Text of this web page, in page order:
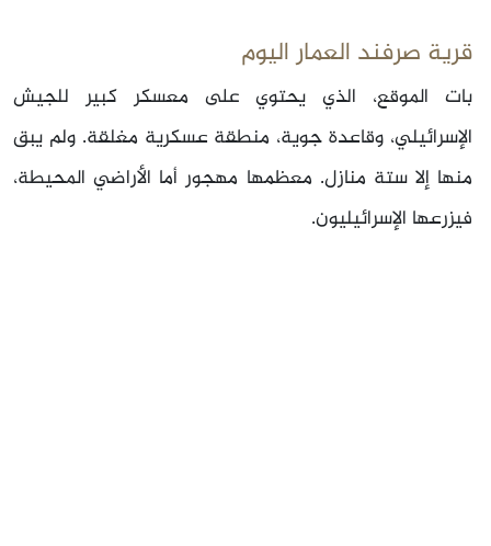
قرية صرفند العمار اليوم
بات الموقع، الذي يحتوي على معسكر كبير للجيش
الإسرائيلي، وقاعدة جوية، منطقة عسكرية مغلقة. ولم يبق
منها إلا ستة منازل. معظمها مهجور أما الأراضي المحيطة،
فيزرعها الإسرائيليون.